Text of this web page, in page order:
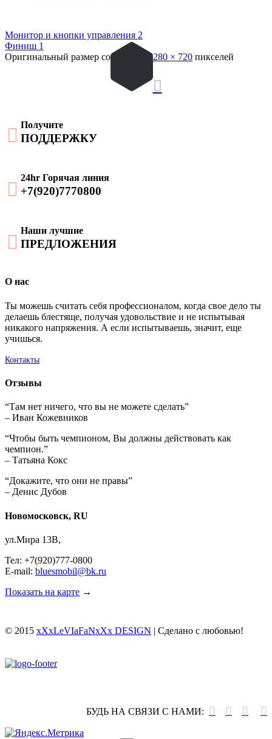
Монитор и кнопки управления 2
Финиш 1
Оригинальный размер составляет
1280 × 720 пикселей

 Получите
ПОДДЕРЖКУ

24hr Горячая линия
+7(920)7770800

Наши лучшие
ПРЕДЛОЖЕНИЯ
О нас
Ты можешь считать себя профессионалом, когда свое дело ты
делаешь блестяще, получая удовольствие и не испытывая
никакого напряжения. А если испытываешь, значит, еще
учишься.
Контакты
Отзывы
“Там нет ничего, что вы не можете сделать”
– Иван Кожевников
“Чтобы быть чемпионом, Вы должны действовать как
чемпион.”
– Татьяна Кокс
“Докажите, что они не правы”
– Денис Дубов
Новомосковск, RU
ул.Мира 13В,
Тел: +7(920)777-0800
E-mail: bluesmobil@bk.ru
Показать на карте →
© 2015 xXxLeVIaFaNxXx DESIGN | Сделано с любовью!
БУДЬ НА СВЯЗИ С НАМИ:    